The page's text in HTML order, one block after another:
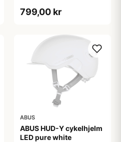
799,00 kr
ABUS
ABUS HUD-Y cykelhjelm
LED pure white